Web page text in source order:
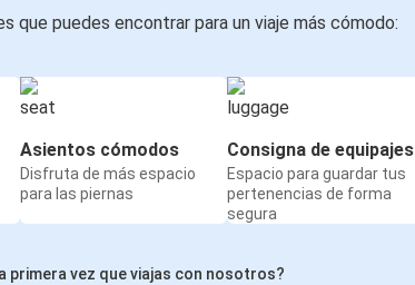
que puedes encontrar para un viaje más cómodo:
Asientos cómodos
Disfruta de más espacio
para las piernas
Consigna de equipajes
Espacio para guardar tus
pertenencias de forma
segura
primera vez que viajas con nosotros?